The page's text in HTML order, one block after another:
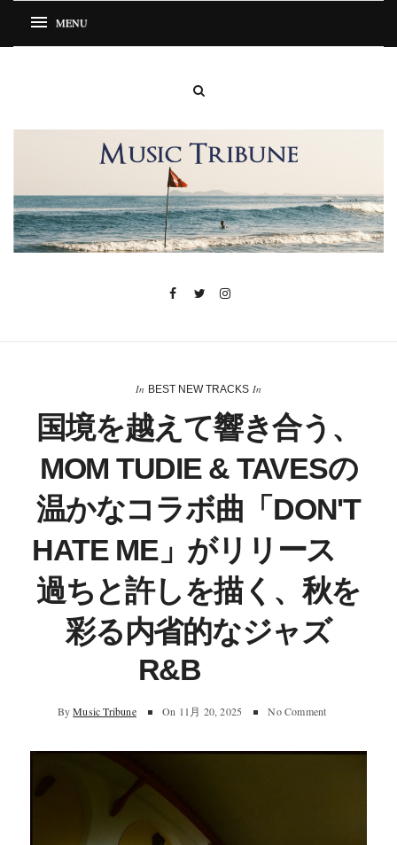
In BEST NEW TRACKS In
国境を越えて響き合う、
MOM TUDIE & TAVESの
温かなコラボ曲「DON'T
HATE ME」がリリース
過ちと許しを描く、秋を
彩る内省的なジャズ
R&B
By Music Tribune On 11月 20, 2025 No Comment